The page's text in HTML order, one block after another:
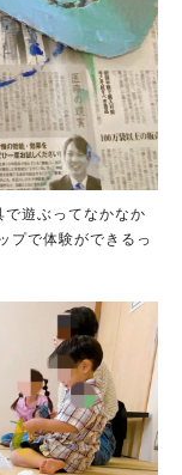
で遊ぶってなかなか
プで体験ができるっ